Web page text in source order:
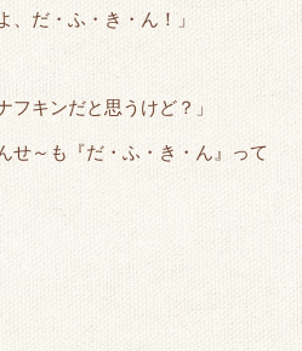
、だ・ふ・き・ん！」
フキンだと思うけど？」
せ～も『だ・ふ・き・ん』って